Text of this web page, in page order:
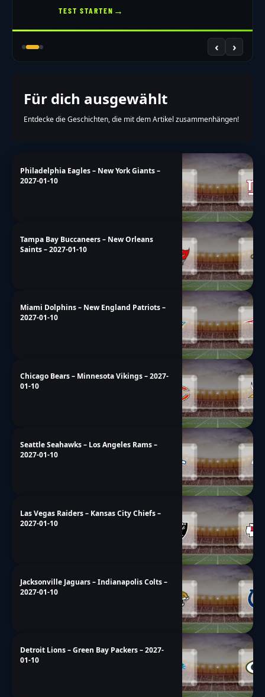
TEST STARTEN →
‹ ›
Für dich ausgewählt
Entdecke die Geschichten, die mit dem Artikel zusammenhängen!
Philadelphia Eagles – New York Giants –
2027-01-10
Tampa Bay Buccaneers – New Orleans
Saints – 2027-01-10
Miami Dolphins – New England Patriots –
2027-01-10
Chicago Bears – Minnesota Vikings – 2027-
01-10
Seattle Seahawks – Los Angeles Rams –
2027-01-10
Las Vegas Raiders – Kansas City Chiefs –
2027-01-10
Jacksonville Jaguars – Indianapolis Colts –
2027-01-10
Detroit Lions – Green Bay Packers – 2027-
01-10